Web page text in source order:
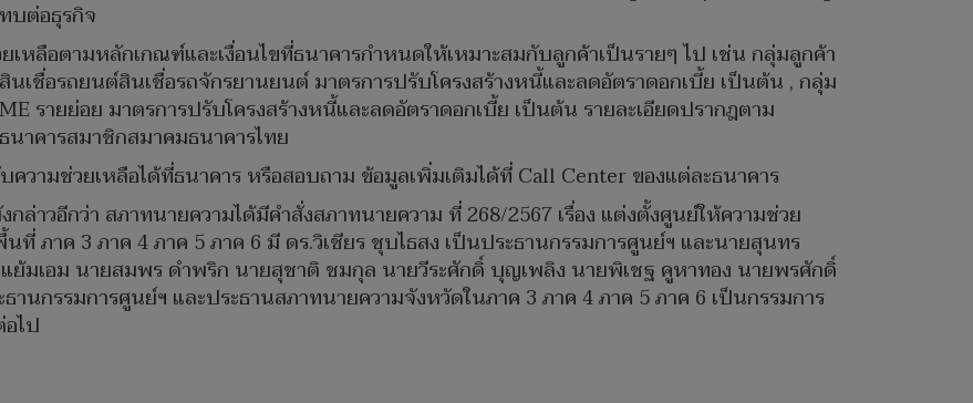
บต่อธุรกิจ
หลือตามหลักเกณฑ์และเงื่อนไขที่ธนาคารกำหนดให้เหมาะสมกับลูกค้าเป็นรายๆ ไป เช่น กลุ่มลูกค้า
เชื่อรถยนต์สินเชื่อรถจักรยานยนต์ มาตรการปรับโครงสร้างหนี้และลดอัตราดอกเบี้ย เป็นต้น , กลุ่ม
รายย่อย มาตรการปรับโครงสร้างหนี้และลดอัตราดอกเบี้ย เป็นต้น รายละเอียดปรากฎตาม
าคารสมาชิกสมาคมธนาคารไทย
วามช่วยเหลือได้ที่ธนาคาร หรือสอบถาม ข้อมูลเพิ่มเติมได้ที่ Call Center ของแต่ละธนาคาร
ล่าวอีกว่า สภาทนายความได้มีคำสั่งสภาทนายความ ที่ 268/2567 เรื่อง แต่งตั้งศูนย์ให้ความช่วย
ภาค 3 ภาค 4 ภาค 5 ภาค 6 มี ดร.วิเชียร ชุบไธสง เป็นประธานกรรมการศูนย์ฯ และนายสุนทร
ย้มเอม นายสมพร ดำพริก นายสุชาติ ชมกุล นายวีระศักดิ์ บุญเพลิง นายพิเชฐ คูหาทอง นายพรศักดิ์
านกรรมการศูนย์ฯ และประธานสภาทนายความจังหวัดในภาค 3 ภาค 4 ภาค 5 ภาค 6 เป็นกรรมการ
ไป